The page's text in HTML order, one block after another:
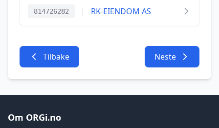
814726282 | RK-EIENDOM AS
Tilbake Neste
Om ORGi.no